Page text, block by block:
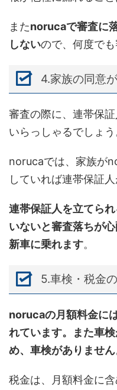
またnorucaで審査に
しないので、何度でも
4.家族の同意
審査の際に、連帯保
いらっしゃるでしょう
norucaでは、家族が
していれば連帯保証
連帯保証人を立てら
いないと審査落ちが
新車に乗れます。
5.車検・税金
norucaの月額料金に
れています。また車
め、車検がありません
税金は、月額料金に